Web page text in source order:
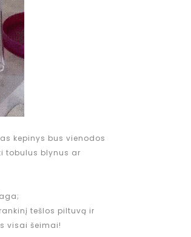
kepinys bus vienodos
tobulus blynus ar
tešlos piltuvą ir
visai šeimai!